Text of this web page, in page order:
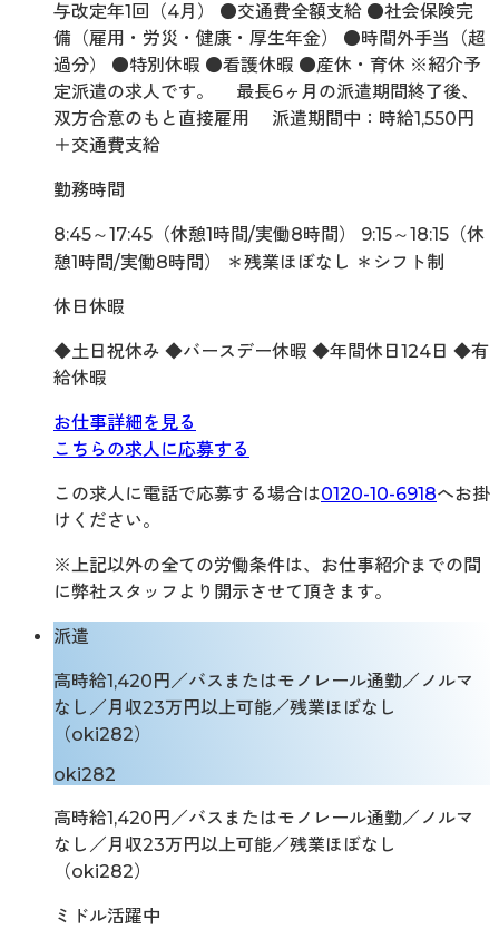
与改定年1回（4月） ●交通費全額支給 ●社会保険完
備（雇用・労災・健康・厚生年金） ●時間外手当（超
過分） ●特別休暇 ●看護休暇 ●産休・育休 ※紹介予
定派遣の求人です。 最長6ヶ月の派遣期間終了後、
双方合意のもと直接雇用 派遣期間中：時給1,550円
＋交通費支給
勤務時間
8:45～17:45（休憩1時間/実働8時間） 9:15～18:15（休
憩1時間/実働8時間） ＊残業ほぼなし ＊シフト制
休日休暇
◆土日祝休み ◆バースデー休暇 ◆年間休日124日 ◆有
給休暇
お仕事詳細を見る
こちらの求人に応募する
この求人に電話で応募する場合は0120-10-6918へお掛
けください。
※上記以外の全ての労働条件は、お仕事紹介までの間
に弊社スタッフより開示させて頂きます。
派遣
高時給1,420円／バスまたはモノレール通勤／ノルマ
なし／月収23万円以上可能／残業ほぼなし
（oki282）
oki282
高時給1,420円／バスまたはモノレール通勤／ノルマ
なし／月収23万円以上可能／残業ほぼなし
（oki282）
ミドル活躍中